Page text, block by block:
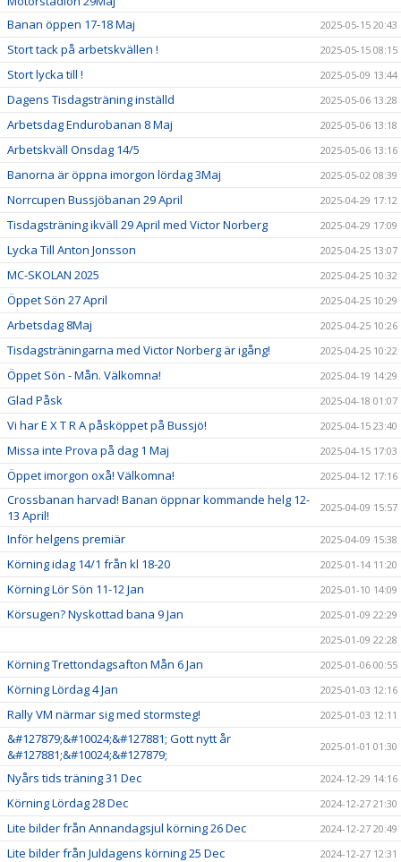
Banan öppen 17-18 Maj
2025-05-15 20:43
Stort tack på arbetskvällen ! 2025-05-15 08:15
Stort lycka till ! 2025-05-09 13:44
Dagens Tisdagsträning inställd 2025-05-06 13:28
Arbetsdag Endurobanan 8 Maj 2025-05-06 13:18
Arbetskväll Onsdag 14/5 2025-05-06 13:16
Banorna är öppna imorgon lördag 3Maj 2025-05-02 08:39
Norrcupen Bussjöbanan 29 April 2025-04-29 17:12
Tisdagsträning ikväll 29 April med Victor Norberg 2025-04-29 17:09
Lycka Till Anton Jonsson 2025-04-25 13:07
MC-SKOLAN 2025 2025-04-25 10:32
Öppet Sön 27 April 2025-04-25 10:29
Arbetsdag 8Maj 2025-04-25 10:26
Tisdagsträningarna med Victor Norberg är igång! 2025-04-25 10:22
Öppet Sön - Mån. Välkomna! 2025-04-19 14:29
Glad Påsk 2025-04-18 01:07
Vi har E X T R A påsköppet på Bussjö! 2025-04-15 23:40
Missa inte Prova på dag 1 Maj 2025-04-15 17:03
Öppet imorgon oxå! Välkomna! 2025-04-12 17:16
Crossbanan harvad! Banan öppnar kommande helg 12-
13 April!
2025-04-09 15:57
Inför helgens premiär 2025-04-09 15:38
Körning idag 14/1 från kl 18-20 2025-01-14 11:20
Körning Lör Sön 11-12 Jan 2025-01-10 14:09
Körsugen? Nyskottad bana 9 Jan
2025-01-09 22:29
2025-01-09 22:28
Körning Trettondagsafton Mån 6 Jan 2025-01-06 00:55
Körning Lördag 4 Jan 2025-01-03 12:16
Rally VM närmar sig med stormsteg! 2025-01-03 12:11
&#127879;&#10024;&#127881; Gott nytt år
&#127881;&#10024;&#127879;
2025-01-01 01:30
Nyårs tids träning 31 Dec 2024-12-29 14:16
Körning Lördag 28 Dec 2024-12-27 21:30
Lite bilder från Annandagsjul körning 26 Dec 2024-12-27 20:49
Lite bilder från Juldagens körning 25 Dec 2024-12-27 12:31